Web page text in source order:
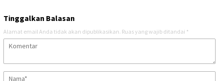
Tinggalkan Balasan
Alamat email Anda tidak akan dipublikasikan. Ruas yang wajib ditandai *